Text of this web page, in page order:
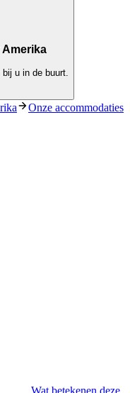
Amerika
u in de buurt.
Onze accommodaties
Wat betekenen deze